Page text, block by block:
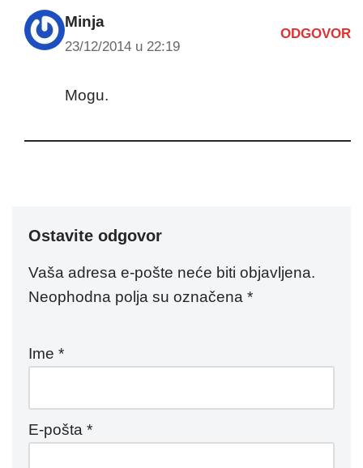
Minja
23/12/2014 u 22:19
ODGOVOR
Mogu.
Ostavite odgovor
Vaša adresa e-pošte neće biti objavljena.
Neophodna polja su označena *
Ime *
E-pošta *